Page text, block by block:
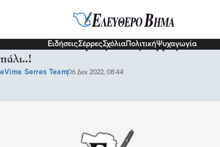
ΕιδήσειςΣέρρεςΣχόλια ΠολιτικήΨυχαγωγία
ΣΚΑΣΕ:Για το Καρουζέλ στις Σέρρες και
πάλι..!
eVima Serres Team06 Δεκ 2022, 08:44